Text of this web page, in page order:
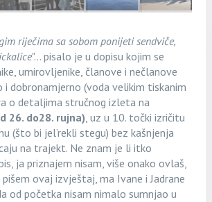
riječima sa sobom ponijeti sendviče,
"... pisalo je u dopisu kojim se
umirovljenike, članove i nečlanove
i dobronamjerno (voda velikim tiskanim
o detaljima stručnog izleta na
26. do28. rujna) , uz u 10. točki izričitu
(što bi jel’rekli stegu) bez kašnjenja
na trajekt. Ne znam je li itko
ja priznajem nisam, više onako ovlaš,
ovaj izvještaj, ma Ivane i Jadrane
od početka nisam nimalo sumnjao u